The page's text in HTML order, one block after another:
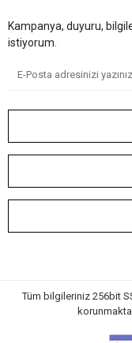
Kampanya, duyuru,
istiyorum.
Tüm bilgileriniz 256bit